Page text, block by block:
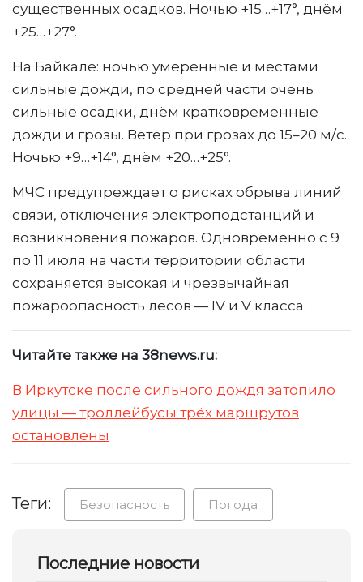
существенных осадков. Ночью +15…+17°, днём
+25…+27°.
На Байкале: ночью умеренные и местами
сильные дожди, по средней части очень
сильные осадки, днём кратковременные
дожди и грозы. Ветер при грозах до 15–20 м/с.
Ночью +9…+14°, днём +20…+25°.
МЧС предупреждает о рисках обрыва линий
связи, отключения электроподстанций и
возникновения пожаров. Одновременно с 9
по 11 июля на части территории области
сохраняется высокая и чрезвычайная
пожароопасность лесов — IV и V класса.
Читайте также на 38news.ru:
В Иркутске после сильного дождя затопило
улицы — троллейбусы трёх маршрутов
остановлены
Теги: Безопасность Погода
Последние новости